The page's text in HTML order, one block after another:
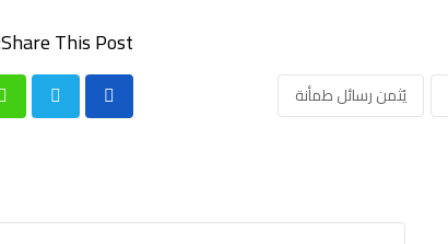
يُثمن رسائل طمأنة
Share This Post: